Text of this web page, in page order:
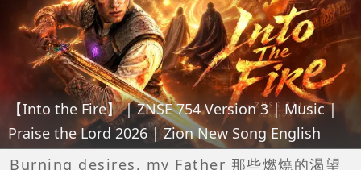
【Into the Fire】 | ZNSE 754 Version 3 | Music |
Praise the Lord 2026 | Zion New Song English
Burning desires, my Father 那些燃燒的渴望